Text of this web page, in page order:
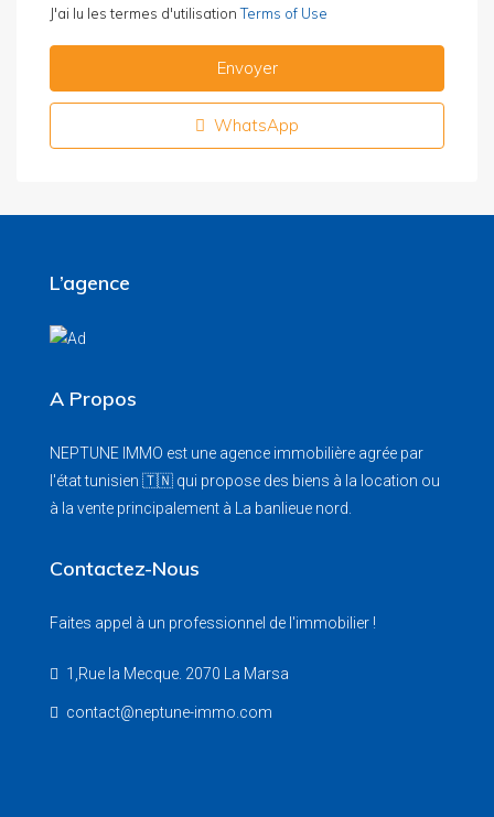
J'ai lu les termes d'utilisationTerms of Use
Envoyer
WhatsApp
L’agence
A Propos
NEPTUNE IMMO est une agence immobilière agrée par
l'état tunisien 🇹🇳 qui propose des biens à la location ou
à la vente principalement à La banlieue nord.
Contactez-Nous
Faites appel à un professionnel de l'immobilier !
1,Rue la Mecque. 2070 La Marsa
contact@neptune-immo.com